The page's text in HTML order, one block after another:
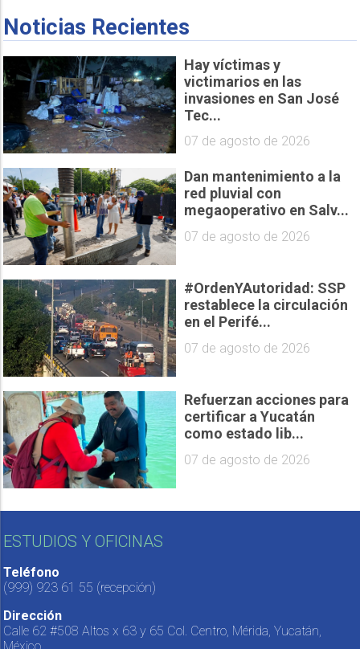
Noticias Recientes
Hay víctimas y
victimarios en las
invasiones en San José
Tec...
07 de agosto de 2026
Dan mantenimiento a la
red pluvial con
megaoperativo en Salv...
07 de agosto de 2026
#OrdenYAutoridad: SSP
restablece la circulación
en el Perifé...
07 de agosto de 2026
Refuerzan acciones para
certificar a Yucatán
como estado lib...
07 de agosto de 2026
ESTUDIOS Y OFICINAS
Teléfono
(999) 923 61 55 (recepción)
Dirección
Calle 62 #508 Altos x 63 y 65 Col. Centro, Mérida, Yucatán,